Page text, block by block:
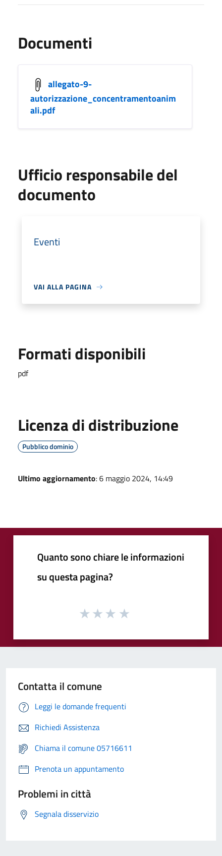
Documenti
allegato-9-
autorizzazione_concentramentoanim
ali.pdf
Ufficio responsabile del
documento
Eventi
VAI ALLA PAGINA
Formati disponibili
pdf
Licenza di distribuzione
Pubblico dominio
Ultimo aggiornamento: 6 maggio 2024, 14:49
Quanto sono chiare le informazioni
su questa pagina?
Contatta il comune
Leggi le domande frequenti
Richiedi Assistenza
Chiama il comune 05716611
Prenota un appuntamento
Problemi in città
Segnala disservizio